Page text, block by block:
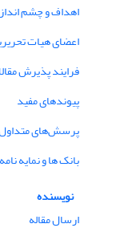
اهداف و چشم انداز
اعضای هیات
فرایند پذیرش
پیوندهای مفید
پرسش‌های
بانک ها و نمایه
نویسنده
ارسال مقاله